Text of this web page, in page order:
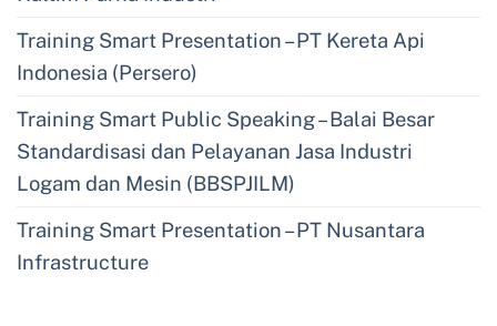
Training Smart Presentation – PT Kereta Api
Indonesia (Persero)
Training Smart Public Speaking – Balai Besar
Standardisasi dan Pelayanan Jasa Industri
Logam dan Mesin (BBSPJILM)
Training Smart Presentation – PT Nusantara
Infrastructure